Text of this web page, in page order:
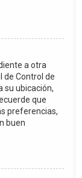
a otra
de Control de
su ubicación,
que
preferencias,
buen